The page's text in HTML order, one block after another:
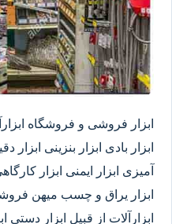
ابزار فروشی و فروشگاه
ابزار بادی ابزار بنزینی ابزار
آمیزی ابزار ایمنی ابزار
ابزار یراق و چسب میهن
ابزارآلات از قبیل ابزار دستی